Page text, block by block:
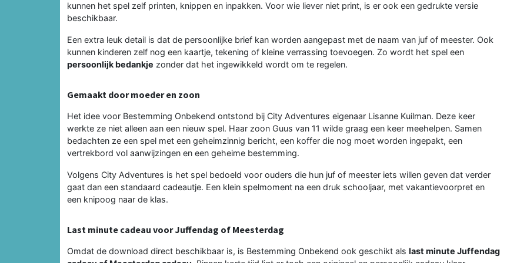
kunnen het spel zelf printen, knippen en inpakken. Voor wie liever niet print, is er ook een gedrukte versie
beschikbaar.
Een extra leuk detail is dat de persoonlijke brief kan worden aangepast met de naam van juf of meester. Ook
kunnen kinderen zelf nog een kaartje, tekening of kleine verrassing toevoegen. Zo wordt het spel een
persoonlijk bedankje zonder dat het ingewikkeld wordt om te regelen.
Gemaakt door moeder en zoon
Het idee voor Bestemming Onbekend ontstond bij City Adventures eigenaar Lisanne Kuilman. Deze keer
werkte ze niet alleen aan een nieuw spel. Haar zoon Guus van 11 wilde graag een keer meehelpen. Samen
bedachten ze een spel met een geheimzinnig bericht, een koffer die nog moet worden ingepakt, een
vertrekbord vol aanwijzingen en een geheime bestemming.
Volgens City Adventures is het spel bedoeld voor ouders die hun juf of meester iets willen geven dat verder
gaat dan een standaard cadeautje. Een klein spelmoment na een druk schooljaar, met vakantievoorpret en
een knipoog naar de klas.
Last minute cadeau voor Juffendag of Meesterdag
Omdat de download direct beschikbaar is, is Bestemming Onbekend ook geschikt als last minute Juffendag